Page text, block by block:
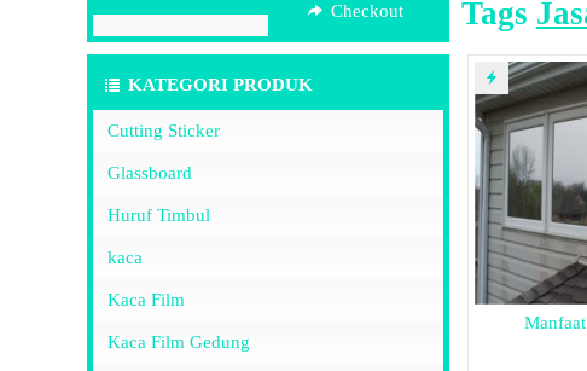
Tags
Checkout
KATEGORI PRODUK
Cutting Sticker
Glassboard
Huruf Timbul
kaca
Kaca Film
Kaca Film Gedung